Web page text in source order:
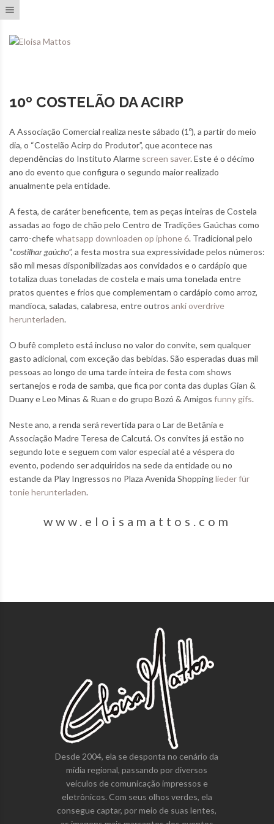
10º COSTELÃO DA ACIRP
A Associação Comercial realiza neste sábado (1º), a partir do meio
dia, o “Costelão Acirp do Produtor”, que acontece nas
dependências do Instituto Alarme screen saver. Este é o décimo
ano do evento que configura o segundo maior realizado
anualmente pela entidade.
A festa, de caráter beneficente, tem as peças inteiras de Costela
assadas ao fogo de chão pelo Centro de Tradições Gaúchas como
carro-chefewhatsapp downloaden op iphone 6. Tradicional pelo
“costilhar gaúcho”, a festa mostra sua expressividade pelos números:
são mil mesas disponibilizadas aos convidados e o cardápio que
totaliza duas toneladas de costela e mais uma tonelada entre
pratos quentes e frios que complementam o cardápio como arroz,
mandioca, saladas, calabresa, entre outros anki overdrive
herunterladen.
O bufê completo está incluso no valor do convite, sem qualquer
gasto adicional, com exceção das bebidas. São esperadas duas mil
pessoas ao longo de uma tarde inteira de festa com shows
sertanejos e roda de samba, que fica por conta das duplas Gian &
Duany e Leo Minas & Ruan e do grupo Bozó & Amigos funny gifs.
Neste ano, a renda será revertida para o Lar de Betânia e
Associação Madre Teresa de Calcutá. Os convites já estão no
segundo lote e seguem com valor especial até a véspera do
evento, podendo ser adquiridos na sede da entidade ou no
estande da Play Ingressos no Plaza Avenida Shoppinglieder für
tonie herunterladen.
www.eloisamattos.com
Desde 2004, ela se desponta no cenário da
mídia regional, passando por diversos
veículos de comunicação impressos e
eletrônicos. Com seus olhos verdes, ela
consegue captar, por meio de suas lentes,